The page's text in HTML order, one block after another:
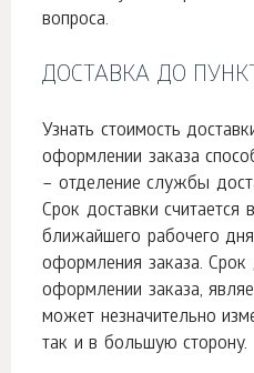
вопроса.
ДОСТАВКА ДО
Узнать стоимость
оформлении заказа
– отделение службы
Срок доставки считается
ближайшего рабочего
оформления заказа. Срок
оформлении заказа,
может незначительно
так и в большую сторону.